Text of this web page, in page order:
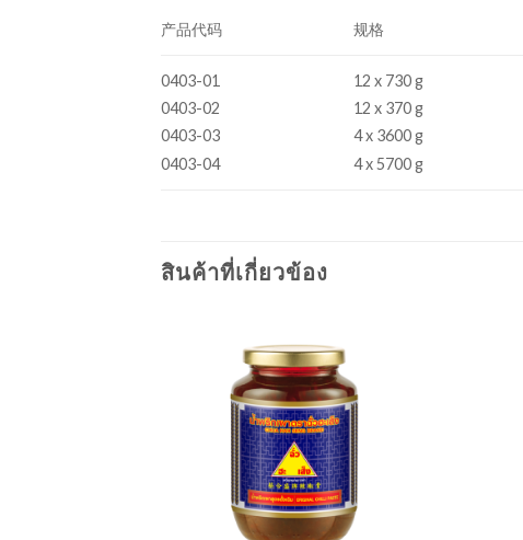
产品代码 规格
0403-01
0403-02
0403-03
0403-04
12 x 730 g
12 x 370 g
4 x 3600 g
4 x 5700 g
สินค้าที่เกี่ยวข้อง